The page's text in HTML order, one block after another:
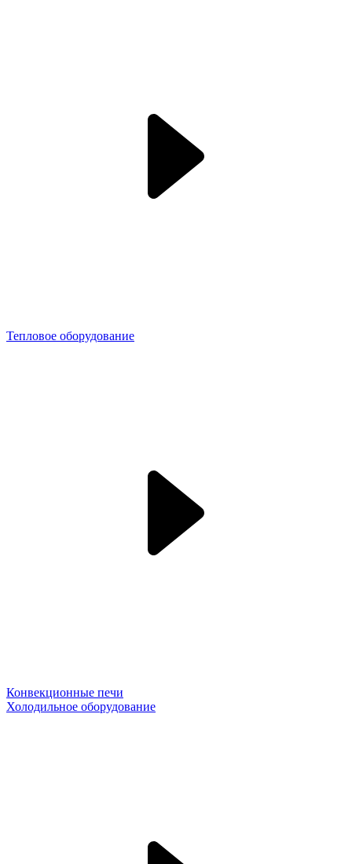
Тепловое оборудование
Конвекционные печи
Холодильное оборудование